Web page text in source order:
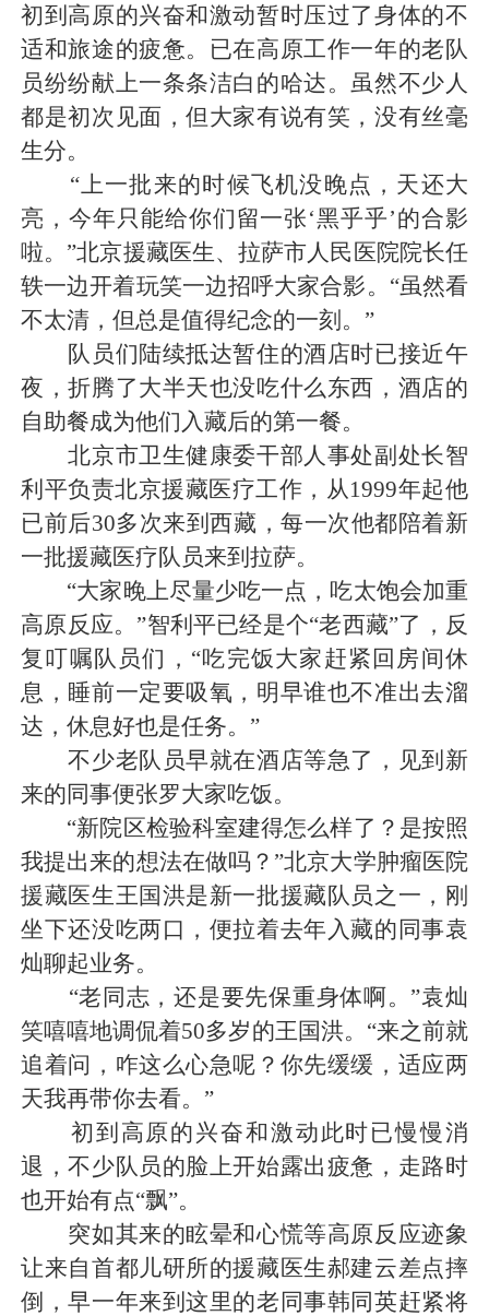
初到高原的兴奋和激动暂时压过了身体的不
适和旅途的疲惫。已在高原工作一年的老队
员纷纷献上一条条洁白的哈达。虽然不少人
都是初次见面，但大家有说有笑，没有丝毫
生分。
“上一批来的时候飞机没晚点，天还大
亮，今年只能给你们留一张‘黑乎乎’的合影
啦。”北京援藏医生、拉萨市人民医院院长任
轶一边开着玩笑一边招呼大家合影。“虽然看
不太清，但总是值得纪念的一刻。”
队员们陆续抵达暂住的酒店时已接近午
夜，折腾了大半天也没吃什么东西，酒店的
自助餐成为他们入藏后的第一餐。
北京市卫生健康委干部人事处副处长智
利平负责北京援藏医疗工作，从1999年起他
已前后30多次来到西藏，每一次他都陪着新
一批援藏医疗队员来到拉萨。
“大家晚上尽量少吃一点，吃太饱会加重
高原反应。”智利平已经是个“老西藏”了，反
复叮嘱队员们，“吃完饭大家赶紧回房间休
息，睡前一定要吸氧，明早谁也不准出去溜
达，休息好也是任务。”
不少老队员早就在酒店等急了，见到新
来的同事便张罗大家吃饭。
“新院区检验科室建得怎么样了？是按照
我提出来的想法在做吗？”北京大学肿瘤医院
援藏医生王国洪是新一批援藏队员之一，刚
坐下还没吃两口，便拉着去年入藏的同事袁
灿聊起业务。
“老同志，还是要先保重身体啊。”袁灿
笑嘻嘻地调侃着50多岁的王国洪。“来之前就
追着问，咋这么心急呢？你先缓缓，适应两
天我再带你去看。”
初到高原的兴奋和激动此时已慢慢消
退，不少队员的脸上开始露出疲惫，走路时
也开始有点“飘”。
突如其来的眩晕和心慌等高原反应迹象
让来自首都儿研所的援藏医生郝建云差点摔
倒，早一年来到这里的老同事韩同英赶紧将